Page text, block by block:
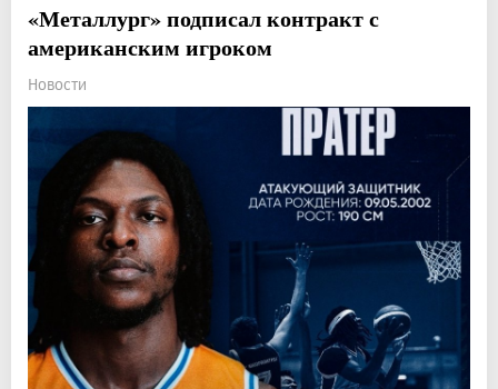
«Металлург» подписал контракт с
американским игроком
Новости